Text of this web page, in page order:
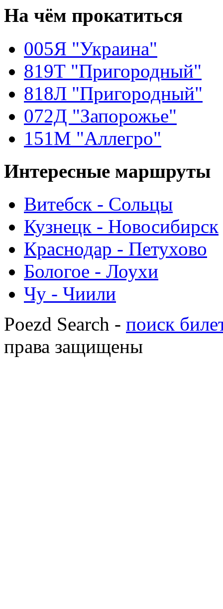
На чём прокатиться
005Я "Украина"
819Т "Пригородный"
818Л "Пригородный"
072Д "Запорожье"
151М "Аллегро"
Интересные маршруты
Витебск - Сольцы
Кузнецк - Новосибирск
Краснодар - Петухово
Бологое - Лоухи
Чу - Чиили
Poezd Search - поиск
права защищены